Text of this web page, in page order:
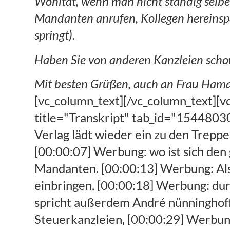
Mandanten anrufen, Kollegen
springt).
Haben Sie von anderen Kanzleien
Mit besten Grüßen, auch an Frau